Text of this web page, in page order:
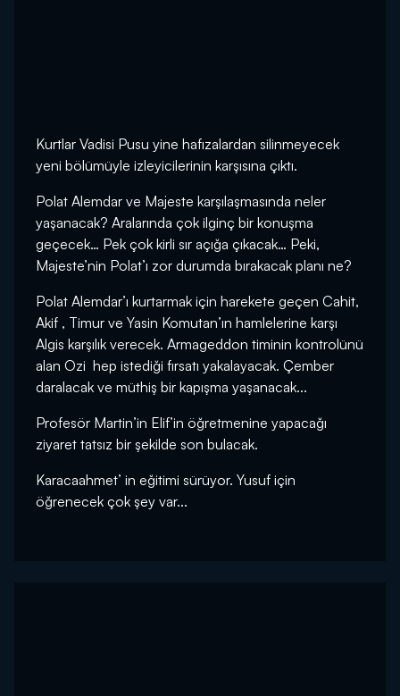
Kurtlar Vadisi Pusu yine hafızalardan silinmeyecek
yeni bölümüyle izleyicilerinin karşısına çıktı.
Polat Alemdar ve Majeste karşılaşmasında neler
yaşanacak? Aralarında çok ilginç bir konuşma
geçecek… Pek çok kirli sır açığa çıkacak… Peki,
Majeste’nin Polat’ı zor durumda bırakacak planı ne?
Polat Alemdar’ı kurtarmak için harekete geçen Cahit,
Akif , Timur ve Yasin Komutan’ın hamlelerine karşı
Algis karşılık verecek. Armageddon timinin kontrolünü
alan Ozi hep istediği fırsatı yakalayacak. Çember
daralacak ve müthiş bir kapışma yaşanacak...
Profesör Martin’in Elif’in öğretmenine yapacağı
ziyaret tatsız bir şekilde son bulacak.
Karacaahmet’ in eğitimi sürüyor. Yusuf için
öğrenecek çok şey var...